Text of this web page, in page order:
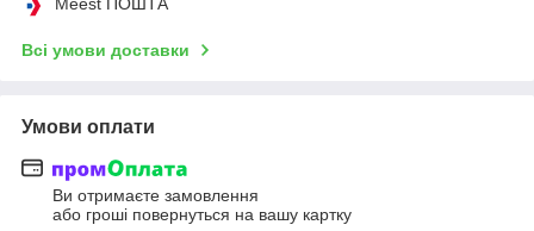
Всі умови доставки
Умови оплати
Ви отримаєте замовлення
або гроші повернуться на вашу картку